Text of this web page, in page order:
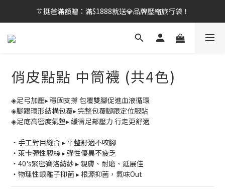
👔挺爸行動：全館襪款【最低$149起】✨立即下單！
👔挺爸滿額贈：滿$1888就送💎品牌壓縮旅行袋！
【刷卡/電子支付限定】下單送✨WARX品牌質感杯袋！
俏皮點點 中筒襪 (共4色)
◈足弓加壓▸ 穩固支撐 包覆雙腳促進血液循環
◈腳跟環形結構包覆▸ 完整包覆腳跟定位服貼
◈足底高密度氣墊▸ 緩衝足部壓力 行走更舒適
・手工對目縫合 ▸ 平整舒適不咬腳
・萊卡彈性膠絲 ▸ 彈性優異不疲乏
・40's緊密賽洛紡紗 ▸ 親膚、耐磨、延展佳
・物理性銀離子抑菌 ▸ 根源抑菌，氣味Out